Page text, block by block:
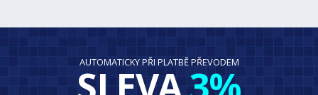
AUTOMATICKY PŘI PLATBĚ PŘEVODEM